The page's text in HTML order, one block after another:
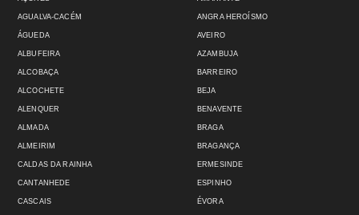
AGUALVA-CACÉM
ÁGUEDA
ALBUFEIRA
ALCOBAÇA
ALCOCHETE
ALENQUER
ALMADA
ALMEIRIM
ANGRA HEROÍSMO
AVEIRO
AZAMBUJA
BARREIRO
BEJA
BENAVENTE
BRAGA
BRAGANÇA
CALDAS DA RAINHA
CANTANHEDE
CASCAIS
ERMESINDE
ESPINHO
ÉVORA